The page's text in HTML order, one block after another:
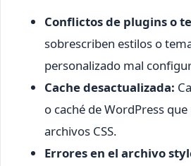
Conflictos de plugins o
sobrescriben estilos o
personalizado mal
Cache desactualizada:
o caché de WordPress
archivos CSS.
Errores en el archivo